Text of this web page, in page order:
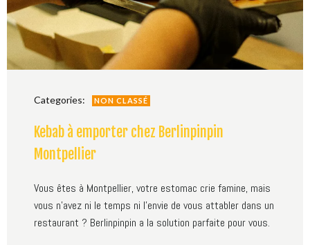
Categories: NON CLASSÉ
Kebab à emporter chez Berlinpinpin
Montpellier
Vous êtes à Montpellier, votre estomac crie famine, mais
vous n'avez ni le temps ni l'envie de vous attabler dans un
restaurant ? Berlinpinpin a la solution parfaite pour vous.